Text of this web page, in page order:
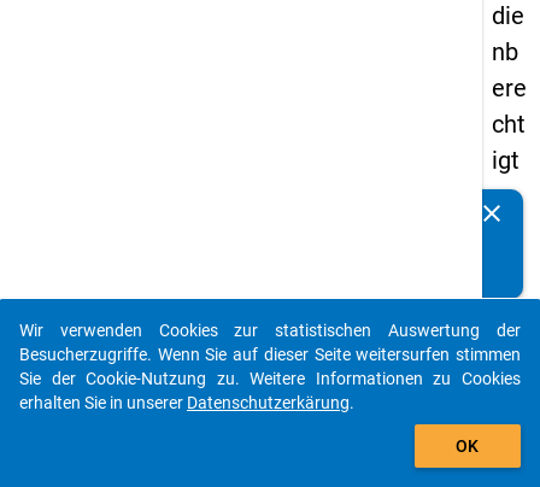
die
nb
ere
cht
igt
en
s
20
15
clear
auto_stories
add_shopping_cart
Wir verwenden Cookies zur statistischen Auswertung der
Besucherzugriffe. Wenn Sie auf dieser Seite weitersurfen stimmen
Sie der Cookie-Nutzung zu. Weitere Informationen zu Cookies
erhalten Sie in unserer Datenschutzerkärung.
OK